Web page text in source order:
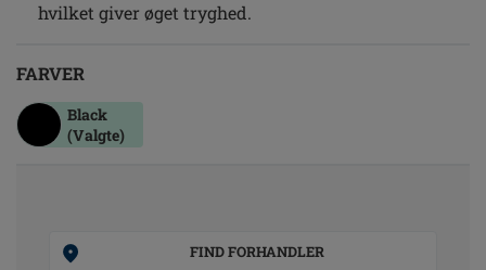
hvilket giver øget tryghed.
FARVER
Black
(Valgte)
FIND FORHANDLER